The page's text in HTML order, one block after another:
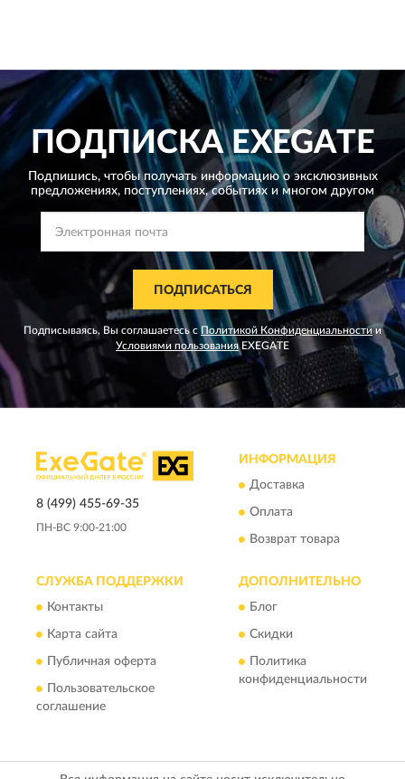
ПОДПИСКАEXEGATE
Подпишись, чтобы получать информацию о эксклюзивных
предложениях, поступлениях, событиях и многом другом
ПОДПИСАТЬСЯ
Подписываясь, Вы соглашаетесь сПолитикой Конфиденциальности и
Условиями пользованияEXEGATE
8 (499) 455-69-35
ПН-ВС 9:00-21:00
ИНФОРМАЦИЯ
Доставка
Оплата
Возврат товара
СЛУЖБА ПОДДЕРЖКИ
Контакты
Карта сайта
Публичная оферта
Пользовательское
соглашение
ДОПОЛНИТЕЛЬНО
Блог
Скидки
Политика
конфиденциальности